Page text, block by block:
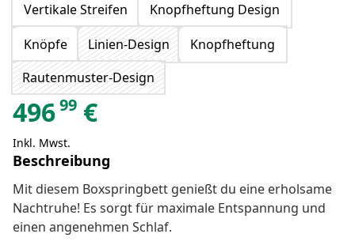
Vertikale Streifen
Knopfheftung Design
Knöpfe
Linien-Design
Knopfheftung
Rautenmuster-Design
49699 €
Inkl. Mwst.
Beschreibung
Mit diesem Boxspringbett genießt du eine erholsame
Nachtruhe! Es sorgt für maximale Entspannung und
einen angenehmen Schlaf.